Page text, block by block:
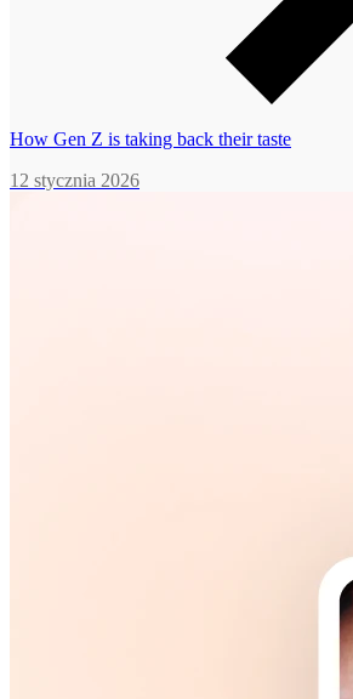
How Gen Z is taking back their taste
12 stycznia 2026